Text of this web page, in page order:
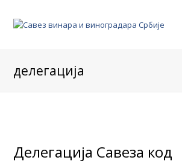
делегација
Делегација Савеза код